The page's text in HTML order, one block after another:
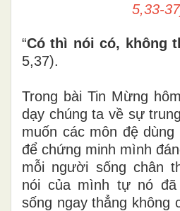
5,33-
“Có thì nói có, không
5,37).
Trong bài Tin Mừng
dạy chúng ta về sự
muốn các môn đệ
để chứng minh mình
mỗi người sống chân
nói của mình tự nó
sống ngay thẳng không